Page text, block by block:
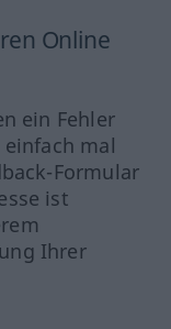
Online
ein Fehler
mal
Formular
ist
Ihrer